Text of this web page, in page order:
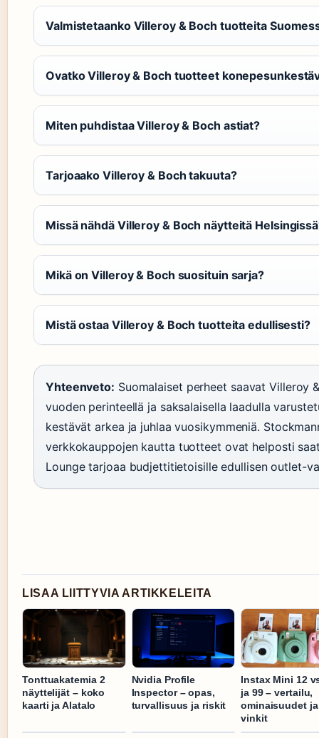
Valmistetaanko Villeroy & Boch tuotteita
Ovatko Villeroy & Boch tuotteet
Miten puhdistaa Villeroy & Boch astiat?
Tarjoaako Villeroy & Boch takuuta?
Missä nähdä Villeroy & Boch näytteitä
Mikä on Villeroy & Boch suosituin sarja?
Mistä ostaa Villeroy & Boch tuotteita edullisesti?
Yhteenveto: Suomalaiset perheet saavat Villeroy
vuoden perinteellä ja saksalaisella laadulla
kestävät arkea ja juhlaa vuosikymmeniä.
verkkokauppojen kautta tuotteet ovat helposti
Lounge tarjoaa budjettitietoisille edullisen outlet-
LISAA LIITTYVIA ARTIKKELEITA
Tonttuakatemia 2
näyttelijät – koko
kaarti ja Alatalo
Nvidia Profile
Inspector – opas,
turvallisuus ja riskit
Instax Mini 12
ja 99 – vertailu,
ominaisuudet ja
vinkit